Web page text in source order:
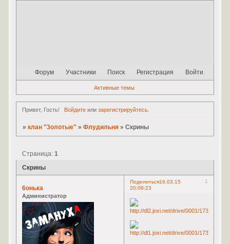
Форум Участники Поиск Регистрация Войти
Активные темы
Привет, Гость! Войдитеили зарегистрируйтесь.
»клан "3олотые" »Флудильня »Скрины
Скрины
Страница:1
Поделиться 1
16.03.15
20:08:23
6онька
Администратор